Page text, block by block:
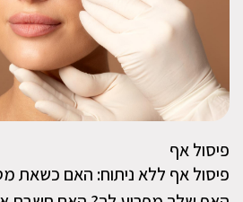
פיסול אף
פיסול אף ללא ניתוח: האם כשאת